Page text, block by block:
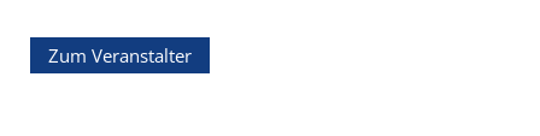
Zum Veranstalter